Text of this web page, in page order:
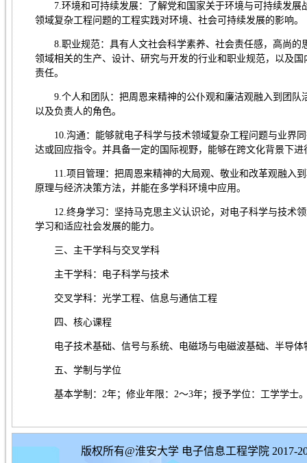
7.环境和可持续发展：了解党和国家关于环境与可持续发
领域复杂工程问题的工程实践对环境、社会可持续发展的影响。
8.职业规范：具有人文社会科学素养、社会责任感，高尚
领域相关的生产、设计、研究与开发的行业和职业规范，以及
责任。
9.个人和团队：把周恩来精神的公仆观和廉洁观融入到团
以及负责人的角色。
10.沟通：能够就电子科学与技术领域复杂工程问题与业界
达或回应指令。并具备一定的国际视野，能够在跨文化背景下
11.项目管理：把周恩来精神的大局观、敬业和改革观融入
原理与经济决策方法，并能在多学科环境中应用。
12.终身学习：坚持马克思主义认识论，对电子科学与技术
学习和适应社会发展的能力。
三、主干学科与交叉学科
主干学科：电子科学与技术
交叉学科：光学工程、信息与通信工程
四、核心课程
电子技术基础、信号与系统、电磁场与电磁波基础、半导
五、学制与学位
基本学制：2年；修业年限：2～3年；授予学位：工学学士
版权所有@淮安大学 电子信息工程学院 2017-